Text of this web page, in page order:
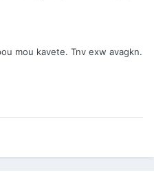
mou kavete. Tnv exw avagkn.